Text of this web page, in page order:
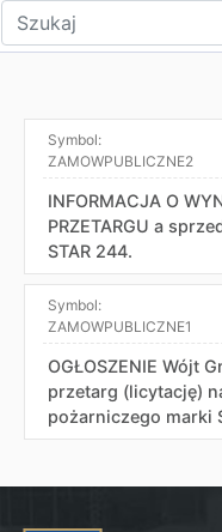
Wpisz tekst do
Symbol:
ZAMOWPUBLICZNE2
INFORMACJA O
PRZETARGU a
STAR 244.
Symbol:
ZAMOWPUBLICZNE1
OGŁOSZENIE Wójt
przetarg (licytację)
pożarniczego marki